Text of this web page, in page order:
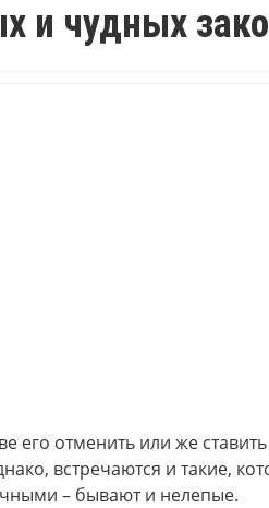
и чудных
его отменить или же
встречаются и такие,
– бывают и нелепые.